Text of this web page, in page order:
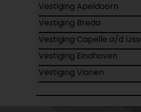
Vestiging Apeldoorn
Vestiging Breda
Vestiging Capelle a/d
Vestiging Eindhoven
Vestiging Vianen